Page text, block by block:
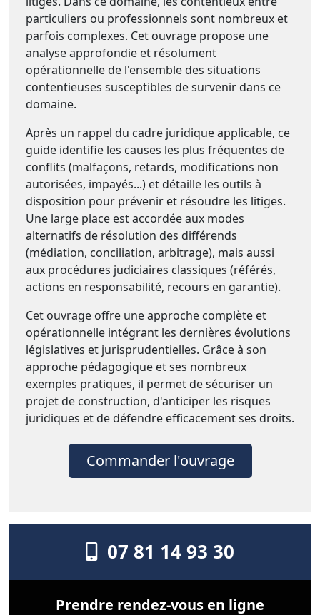
particuliers ou professionnels sont nombreux et
parfois complexes. Cet ouvrage propose une
analyse approfondie et résolument
opérationnelle de l'ensemble des situations
contentieuses susceptibles de survenir dans ce
domaine.
Après un rappel du cadre juridique applicable, ce
guide identifie les causes les plus fréquentes de
conflits (malfaçons, retards, modifications non
autorisées, impayés...) et détaille les outils à
disposition pour prévenir et résoudre les litiges.
Une large place est accordée aux modes
alternatifs de résolution des différends
(médiation, conciliation, arbitrage), mais aussi
aux procédures judiciaires classiques (référés,
actions en responsabilité, recours en garantie).
Cet ouvrage offre une approche complète et
opérationnelle intégrant les dernières évolutions
législatives et jurisprudentielles. Grâce à son
approche pédagogique et ses nombreux
exemples pratiques, il permet de sécuriser un
projet de construction, d'anticiper les risques
juridiques et de défendre efficacement ses droits.
Commander l'ouvrage
07 81 14 93 30
Prendre rendez-vous en ligne